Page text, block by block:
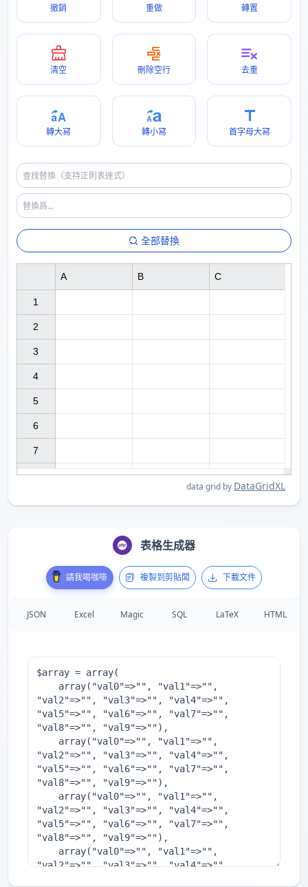
撤銷 重做 轉置
清空 刪除空行 去重
轉大冩 轉小冩 首字母大冩
全部替換
1
2
3
4
5
6
7
A B C
data grid by DataGridXL
表格生成器
請我喝咖啡 複製到剪貼闆 下載文件
JSON Excel Magic SQL LaTeX HTML